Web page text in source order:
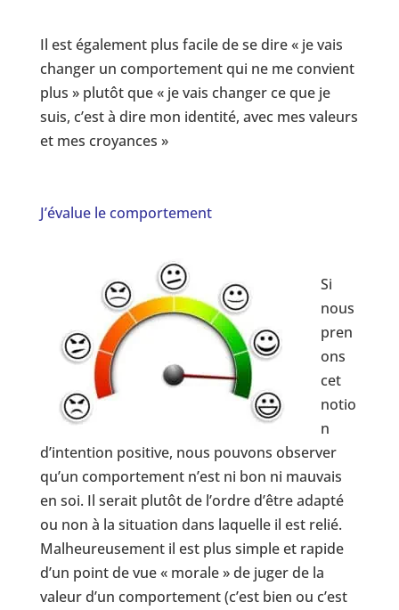
Il est également plus facile de se dire « je vais
changer un comportement qui ne me convient
plus » plutôt que « je vais changer ce que je
suis, c’est à dire mon identité, avec mes valeurs
et mes croyances »
J’évalue le comportement
Si
nous
pren
ons
cet
notio
n
d’intention positive, nous pouvons observer
qu’un comportement n’est ni bon ni mauvais
en soi. Il serait plutôt de l’ordre d’être adapté
ou non à la situation dans laquelle il est relié.
Malheureusement il est plus simple et rapide
d’un point de vue « morale » de juger de la
valeur d’un comportement (c’est bien ou c’est